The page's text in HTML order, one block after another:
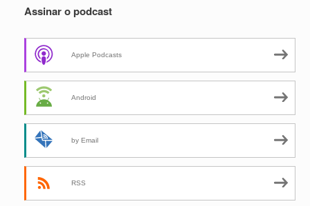
Assinar o podcast
Apple Podcasts
Android
by Email
RSS